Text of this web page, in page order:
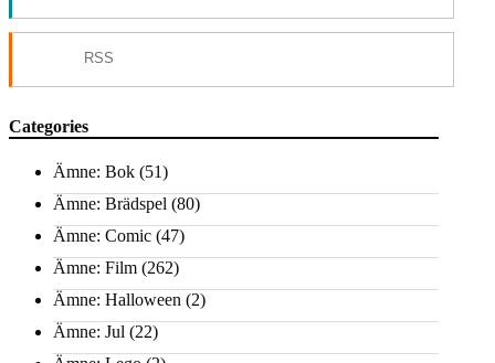
RSS
Categories
Ämne: Bok (51)
Ämne: Brädspel (80)
Ämne: Comic (47)
Ämne: Film (262)
Ämne: Halloween (2)
Ämne: Jul (22)